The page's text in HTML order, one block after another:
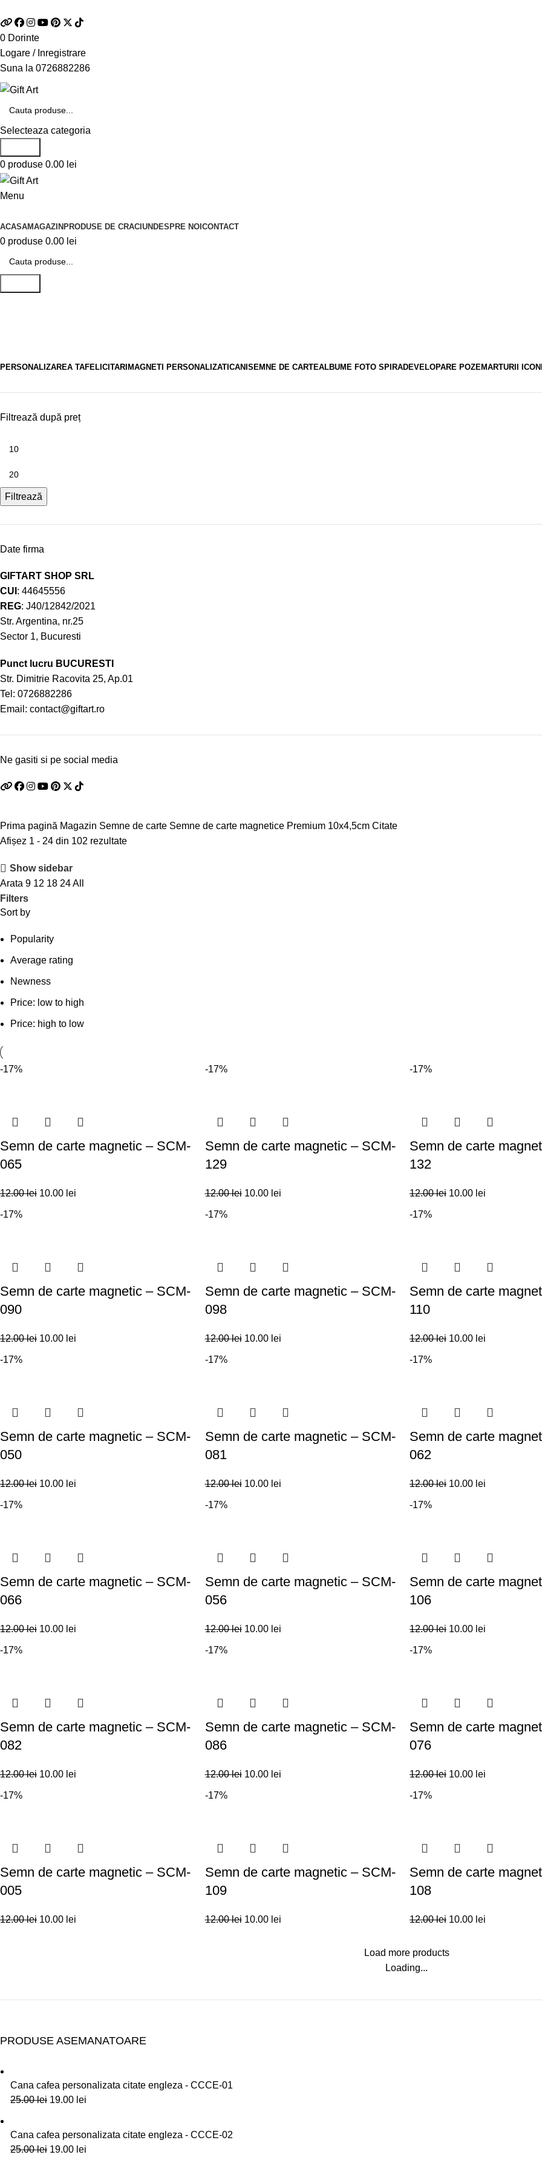
0 Dorinte
Logare / Inregistrare
Suna la 0726882286
Selecteaza categoria
0 produse 0.00 lei
Menu
ACASAMAGAZINPRODUSE DE CRACIUNDESPRE NOICONTACT
0 produse 0.00 lei
PERSONALIZAREA TAFELICITARIMAGNETI PERSONALIZATICANISEMNE DE CARTEALBUME FOTO SPIRADEVELOPARE POZEMARTURII
Filtrează după preț
Filtrează
Date firma
GIFTART SHOP SRL
CUI : 44645556
REG: J40/12842/2021
Str. Argentina, nr.25
Sector 1, Bucuresti
Punct lucru BUCURESTI
Str. Dimitrie Racovita 25, Ap.01
Tel: 0726882286
Email: contact@giftart.ro
Ne gasiti si pe social media
Prima pagină Magazin Semne de carte Semne de carte magnetice Premium 10x4,5cm Citate
Afișez 1 - 24 din 102 rezultate
Show sidebar
Arata 9 12 18 24All
Filters
Sort by
Popularity
Average rating
Newness
Price: low to high
Price: high to low
-17%
Semn de carte magnetic – SCM-
065
12.00lei 10.00 lei
-17%
Semn de carte magnetic – SCM-
129
12.00lei 10.00 lei
-17%
Semn de carte
132
12.00lei 10.00 lei
-17%
Semn de carte magnetic – SCM-
090
12.00lei 10.00 lei
-17%
Semn de carte magnetic – SCM-
098
12.00lei 10.00 lei
-17%
Semn de carte
110
12.00lei 10.00 lei
-17%
Semn de carte magnetic – SCM-
050
12.00lei 10.00 lei
-17%
Semn de carte magnetic – SCM-
081
12.00lei 10.00 lei
-17%
Semn de carte
062
12.00lei 10.00 lei
-17%
Semn de carte magnetic – SCM-
066
12.00lei 10.00 lei
-17%
Semn de carte magnetic – SCM-
056
12.00lei 10.00 lei
-17%
Semn de carte
106
12.00lei 10.00 lei
-17%
Semn de carte magnetic – SCM-
082
12.00lei 10.00 lei
-17%
Semn de carte magnetic – SCM-
086
12.00lei 10.00 lei
-17%
Semn de carte
076
12.00lei 10.00 lei
-17%
Semn de carte magnetic – SCM-
005
12.00lei 10.00 lei
-17%
Semn de carte magnetic – SCM-
109
12.00lei 10.00 lei
-17%
Semn de carte
108
12.00lei 10.00 lei
Load more products
Loading...
PRODUSE ASEMANATOARE
Cana cafea personalizata citate engleza - CCCE-01
25.00lei 19.00 lei
Cana cafea personalizata citate engleza - CCCE-02
25.00lei 19.00 lei